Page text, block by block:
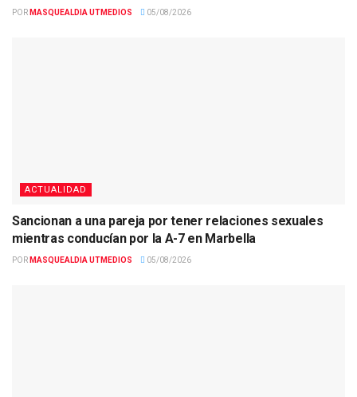
POR MASQUEALDIA UTMEDIOS 05/08/2026
ACTUALIDAD
Sancionan a una pareja por tener relaciones sexuales
mientras conducían por la A-7 en Marbella
POR MASQUEALDIA UTMEDIOS 05/08/2026